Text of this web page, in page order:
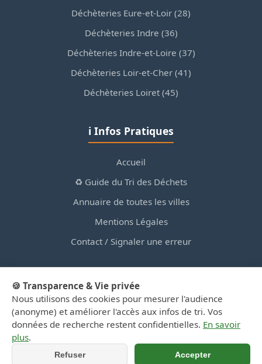
Déchèteries Eure-et-Loir (28)
Déchèteries Indre (36)
Déchèteries Indre-et-Loire (37)
Déchèteries Loir-et-Cher (41)
Déchèteries Loiret (45)
ℹ️ Infos Pratiques
Accueil
♻️ Guide du Tri des Déchets
Annuaire de toutes les villes
Mentions Légales
Contact / Signaler une erreur
© 2026 PortailDesDechetsEnRegionCentre.fr — Site
d'information privé, non affilié aux collectivités.
🍪 Transparence & Vie privée
Nous utilisons des cookies pour mesurer l'audience
(anonyme) et améliorer l'accès aux infos de tri. Vos
données de recherche restent confidentielles. En savoir
plus.
Refuser Accepter
📞 Appeler 📍 Y aller (GPS)